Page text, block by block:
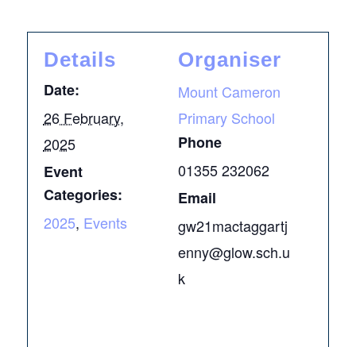
Details
Date:
26 February,
2025
Event
Categories:
2025, Events
Organiser
Mount Cameron
Primary School
Phone
01355 232062
Email
gw21mactaggartj
enny@glow.sch.u
k